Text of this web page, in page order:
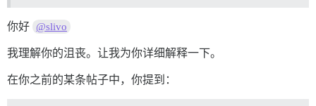
你好 @slivo
我理解你的沮丧。让我为你详细解释一下。
在你之前的某条帖子中，你提到：